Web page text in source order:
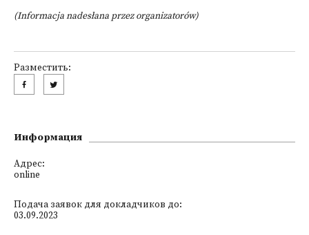
(Informacja nadesłana przez organizatorów)
Разместить:
Информация
Адрес:
online
Подача заявок для докладчиков до:
03.09.2023